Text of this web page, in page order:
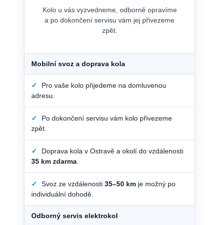
Kolo u vás vyzvedneme, odborně opravíme
a po dokončení servisu vám jej přivezeme
zpět.
Mobilní svoz a doprava kola
✓
Pro vaše kolo přijedeme na domluvenou
adresu.
✓
Po dokončení servisu vám kolo přivezeme
zpět.
✓
Doprava kola v Ostravě a okolí do vzdálenosti
35 km zdarma
✓ Svoz ze vzdálenosti 35–50 km je možný po
individuální dohodě.
Odborný servis elektrokol